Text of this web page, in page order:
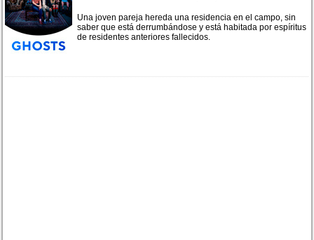
Una joven pareja hereda una residencia en el campo, sin
saber que está derrumbándose y está habitada por espíritus
de residentes anteriores fallecidos.